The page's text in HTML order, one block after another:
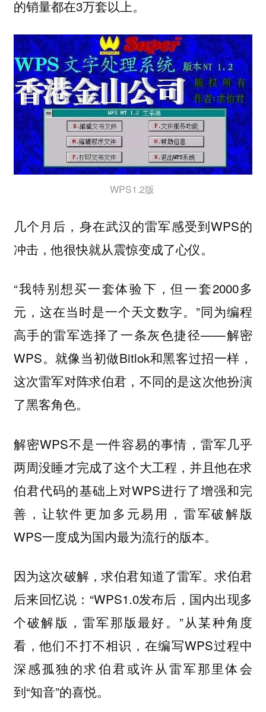
的销量都在3万套以上。
WPS1.2版 ‍‍‍‍‍‍‍‍
几个月后，身在武汉的雷军感受到WPS的
冲击，他很快就从震惊变成了心仪。
“我特别想买一套体验下，但一套2000多
元，这在当时是一个天文数字。”同为编程
高手的雷军选择了一条灰色捷径——解密
WPS。就像当初做Bitlok和黑客过招一样，
这次雷军对阵求伯君，不同的是这次他扮演
了黑客角色。
解密WPS不是一件容易的事情，雷军几乎
两周没睡才完成了这个大工程，并且他在求
伯君代码的基础上对WPS进行了增强和完
善，让软件更加多元易用，雷军破解版
WPS一度成为国内最为流行的版本。
因为这次破解，求伯君知道了雷军。求伯君
后来回忆说：“WPS1.0发布后，国内出现多
个破解版，雷军那版最好。”从某种角度
看，他们不打不相识，在编写WPS过程中
深感孤独的求伯君或许从雷军那里体会
到“知音”的喜悦。